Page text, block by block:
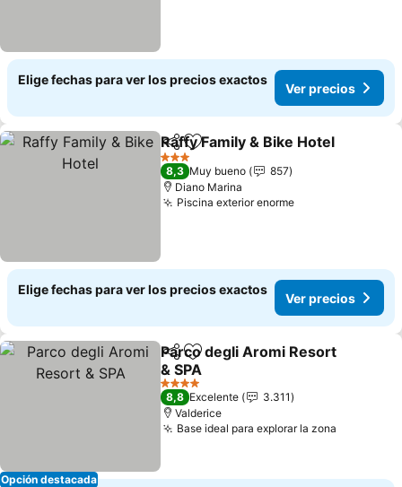
Elige fechas para ver los precios exactos
Ver precios
CompartirAgregar a favoritos
Raffy Family & Bike Hotel
3 Estrellas
8,3 Muy bueno
857
Diano Marina
Piscina exterior enorme
Elige fechas para ver los precios exactos
Ver precios
Opción destacada
CompartirAgregar a favoritos
Parco degli Aromi Resort
& SPA
4 Estrellas
8,8 Excelente
3.311
Valderice
Base ideal para explorar la zona